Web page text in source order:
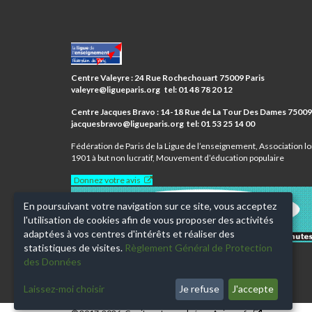
CENTRES
PARIS
ANIM’
9ÈME
Centre Valeyre : 24 Rue Rochechouart 75009 Paris
valeyre@ligueparis.org tel: 01 48 78 20 12
Centre Jacques Bravo : 14-18 Rue de La Tour Des Dames
jacquesbravo@ligueparis.org tel: 01 53 25 14 00
Fédération de Paris de la Ligue de l’enseignement, Association
1901 à but non lucratif, Mouvement d’éducation populaire
Donnez votre avis
En poursuivant votre navigation sur ce site, vous acceptez
l'utilisation de cookies afin de vous proposer des activités
adaptées à vos centres d'intérêts et réaliser des
statistiques de visites. Règlement Général de Protection
des Données
Laissez-moi choisir Je refuse J'accepte